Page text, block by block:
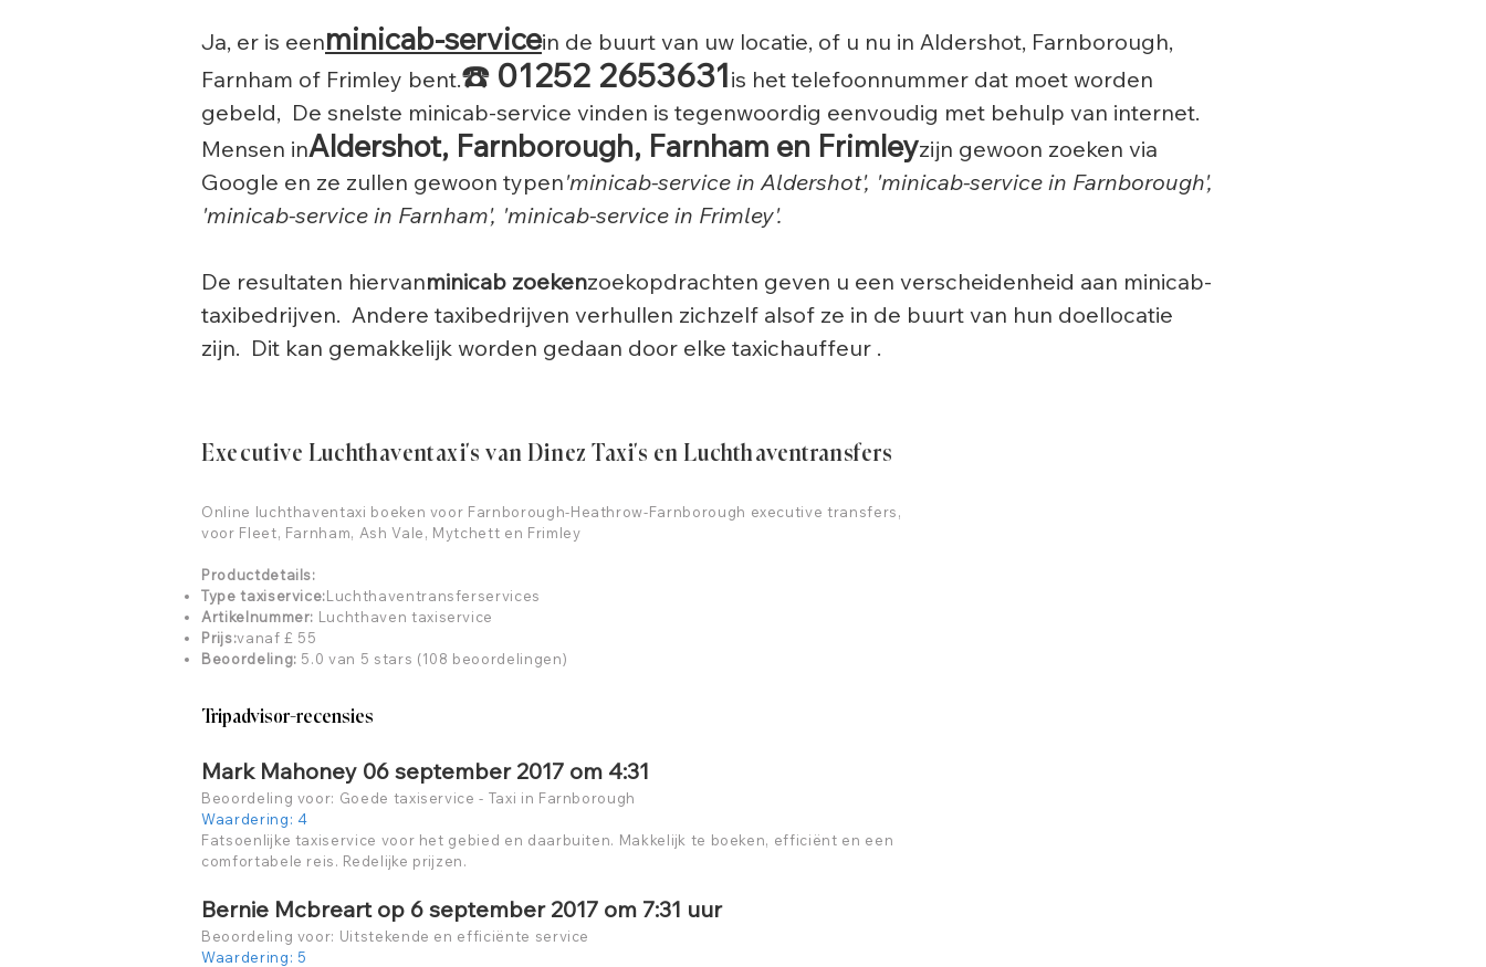
Ja, er is eenminicab-servicein de buurt van uw locatie, of u nu in Aldershot, Farnborough,
Farnham of Frimley bent.☎️ 01252 2653631is het telefoonnummer dat moet worden
gebeld, De snelste minicab-service vinden is tegenwoordig eenvoudig met behulp van internet.
Mensen inAldershot, Farnborough, Farnham en Frimleyzijn gewoon zoeken via
Google en ze zullen gewoon typen'minicab-service in Aldershot', 'minicab-service in Farnborough',
'minicab-service in Farnham', 'minicab-service in Frimley'.
De resultaten hiervanminicab zoekenzoekopdrachten geven u een verscheidenheid aan minicab-
taxibedrijven. Andere taxibedrijven verhullen zichzelf alsof ze in de buurt van hun doellocatie
zijn. Dit kan gemakkelijk worden gedaan door elke taxichauffeur .
Executive Luchthaventaxi's van Dinez Taxi's en Luchthaventransfers
Online luchthaventaxi boeken voor Farnborough-Heathrow-Farnborough executive transfers,
voor Fleet, Farnham, Ash Vale, Mytchett en Frimley
Productdetails:
Type taxiservice:Luchthaventransferservices
Artikelnummer: Luchthaven taxiservice
Prijs:vanaf £ 55
Beoordeling: 5.0 van 5 stars (108 beoordelingen)
Tripadvisor-recensies
Mark Mahoney 06 september 2017 om 4:31
Beoordeling voor: Goede taxiservice - Taxi in Farnborough
Waardering: 4
Fatsoenlijke taxiservice voor het gebied en daarbuiten. Makkelijk te boeken, efficiënt en een
comfortabele reis. Redelijke prijzen.
Bernie Mcbreart op 6 september 2017 om 7:31 uur
Beoordeling voor: Uitstekende en efficiënte service
Waardering: 5